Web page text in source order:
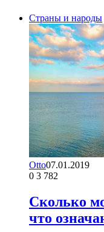
Страны и народы
Otto07.01.2019
0 3 782
Сколько
что